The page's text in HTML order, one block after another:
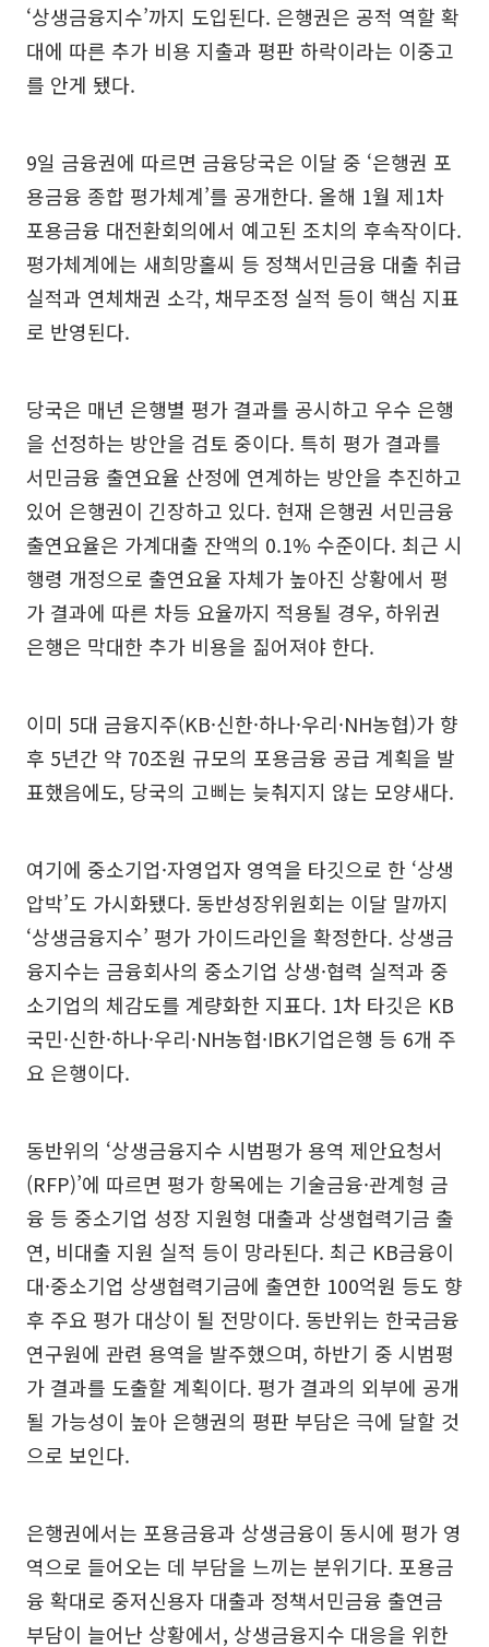
‘상생금융지수’까지 도입된다. 은행권은 공적 역할 확
대에 따른 추가 비용 지출과 평판 하락이라는 이중고
를 안게 됐다.
9일 금융권에 따르면 금융당국은 이달 중 ‘은행권 포
용금융 종합 평가체계’를 공개한다. 올해 1월 제1차
포용금융 대전환회의에서 예고된 조치의 후속작이다.
평가체계에는 새희망홀씨 등 정책서민금융 대출 취급
실적과 연체채권 소각, 채무조정 실적 등이 핵심 지표
로 반영된다.
당국은 매년 은행별 평가 결과를 공시하고 우수 은행
을 선정하는 방안을 검토 중이다. 특히 평가 결과를
서민금융 출연요율 산정에 연계하는 방안을 추진하고
있어 은행권이 긴장하고 있다. 현재 은행권 서민금융
출연요율은 가계대출 잔액의 0.1% 수준이다. 최근 시
행령 개정으로 출연요율 자체가 높아진 상황에서 평
가 결과에 따른 차등 요율까지 적용될 경우, 하위권
은행은 막대한 추가 비용을 짊어져야 한다.
이미 5대 금융지주(KB·신한·하나·우리·NH농협)가 향
후 5년간 약 70조원 규모의 포용금융 공급 계획을 발
표했음에도, 당국의 고삐는 늦춰지지 않는 모양새다.
여기에 중소기업·자영업자 영역을 타깃으로 한 ‘상생
압박’도 가시화됐다. 동반성장위원회는 이달 말까지
‘상생금융지수’ 평가 가이드라인을 확정한다. 상생금
융지수는 금융회사의 중소기업 상생·협력 실적과 중
소기업의 체감도를 계량화한 지표다. 1차 타깃은 KB
국민·신한·하나·우리·NH농협·IBK기업은행 등 6개 주
요 은행이다.
동반위의 ‘상생금융지수 시범평가 용역 제안요청서
(RFP)’에 따르면 평가 항목에는 기술금융·관계형 금
융 등 중소기업 성장 지원형 대출과 상생협력기금 출
연, 비대출 지원 실적 등이 망라된다. 최근 KB금융이
대·중소기업 상생협력기금에 출연한 100억원 등도 향
후 주요 평가 대상이 될 전망이다. 동반위는 한국금융
연구원에 관련 용역을 발주했으며, 하반기 중 시범평
가 결과를 도출할 계획이다. 평가 결과의 외부에 공개
될 가능성이 높아 은행권의 평판 부담은 극에 달할 것
으로 보인다.
은행권에서는 포용금융과 상생금융이 동시에 평가 영
역으로 들어오는 데 부담을 느끼는 분위기다. 포용금
융 확대로 중저신용자 대출과 정책서민금융 출연금
부담이 늘어난 상황에서, 상생금융지수 대응을 위한